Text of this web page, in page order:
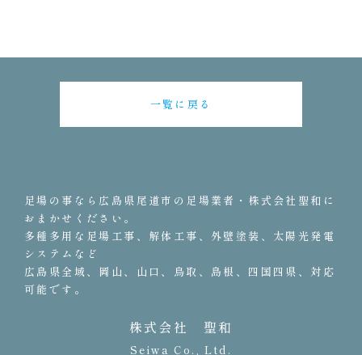
一覧に戻る
足場の事なら広島県尾道市の足場業者・株式会社聖和に
おまかせください。
多種多用な足場工事、解体工事、外壁塗装、太陽光発電
システムなど
広島県全域、岡山、山口、鳥取、島根、四国四県、対応
可能です。
株式会社 聖和
Seiwa Co., Ltd.